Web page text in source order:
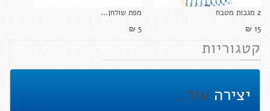
מפת שולחן...
5 ₪‎
2 מגבות מטבח
15 ₪‎
קטגוריות
יצירה עוד..